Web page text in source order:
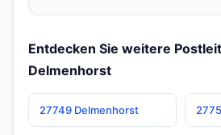
Entdecken Sie weitere
Delmenhorst
27749 Delmenhorst